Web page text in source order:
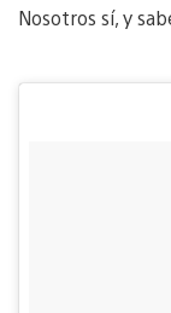
Nosotros sí, y